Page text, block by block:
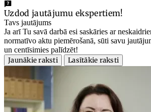
Uzdod jautājumu ekspertiem!
Tavs jautājums
Ja arī Tu savā darbā esi saskāries ar
normatīvo aktu piemērošanā, sūti savu
un centīsimies palīdzēt!
Jaunākie raksti
Lasītākie raksti